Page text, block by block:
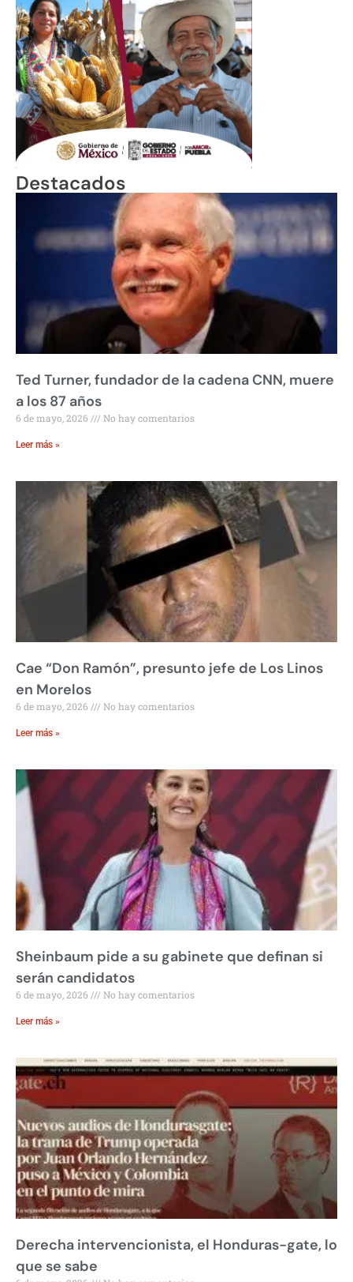
Destacados
Ted Turner, fundador de la cadena CNN, muere
a los 87 años
6 de mayo, 2026 No hay comentarios
Leer más »
Cae “Don Ramón”, presunto jefe de Los Linos
en Morelos
6 de mayo, 2026 No hay comentarios
Leer más »
Sheinbaum pide a su gabinete que definan si
serán candidatos
6 de mayo, 2026 No hay comentarios
Leer más »
Derecha intervencionista, el Honduras-gate, lo
que se sabe